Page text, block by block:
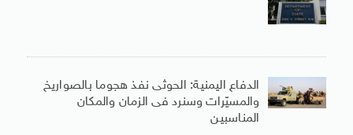
الدفاع اليمنية: الحوثى نفذ هجوما بالصواريخ
والمسيّرات وسنرد فى الزمان والمكان
المناسبين